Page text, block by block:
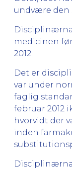
undvære den
medicinen
2012.
Det er
var under
faglig
februar 2012
hvorvidt der
inden